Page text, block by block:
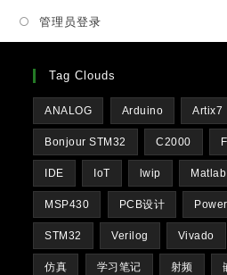
管理员登录
Tag Clouds
ANALOG Arduino Artix7
Bonjour STM32 C2000
IDE IoT lwip Matlab
MSP430 PCB设计
STM32 Verilog Vivado
仿真 学习笔记 射频